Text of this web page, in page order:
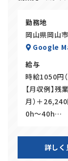
勤務地
岡山県岡山
Google
給与
時給1050円
【月収例】
月）＋
0h～40h…
詳しく